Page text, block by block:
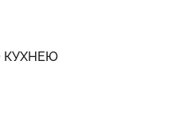
КУХНЕЮ